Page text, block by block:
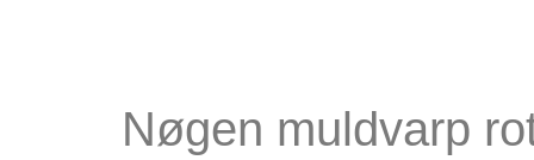
Nøgen muldvarp